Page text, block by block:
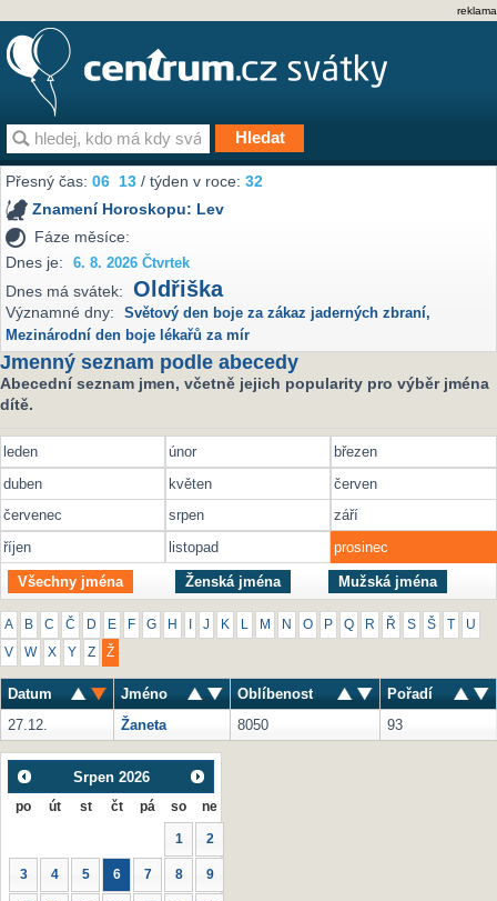
reklama
Přesný čas:06 13 / týden v roce:32
Znamení Horoskopu: Lev
Fáze měsíce:
Dnes je:
6. 8. 2026 Čtvrtek
Dnes má svátek: Oldřiška
Významné dny: Světový den boje za zákaz jaderných zbraní,
Mezinárodní den boje lékařů za mír
Jmenný seznam podle abecedy
Abecední seznam jmen, včetně jejich popularity pro výběr jména
dítě.
leden únor
březen
duben
květen
červen
červenec
srpen
září
říjen
listopad prosinec
Všechny jména Ženská jména Mužská jména
A B C Č D E F G H J K M N O P Q R Ř S Š U
V W X Y Z Ž
Datum Jméno Oblíbenost
Pořadí
27.12.
Žaneta 8050 93
Srpen 2026
po út st čt pá so ne
1 2
3 4 5 6 7 8 9